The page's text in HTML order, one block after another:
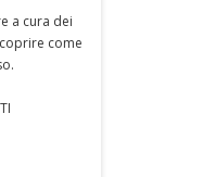
a cura dei
come